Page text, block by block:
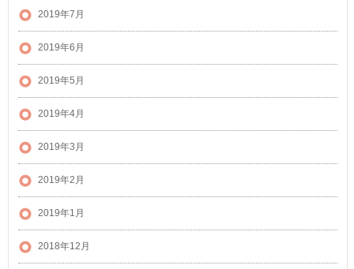
2019年7月
2019年6月
2019年5月
2019年4月
2019年3月
2019年2月
2019年1月
2018年12月